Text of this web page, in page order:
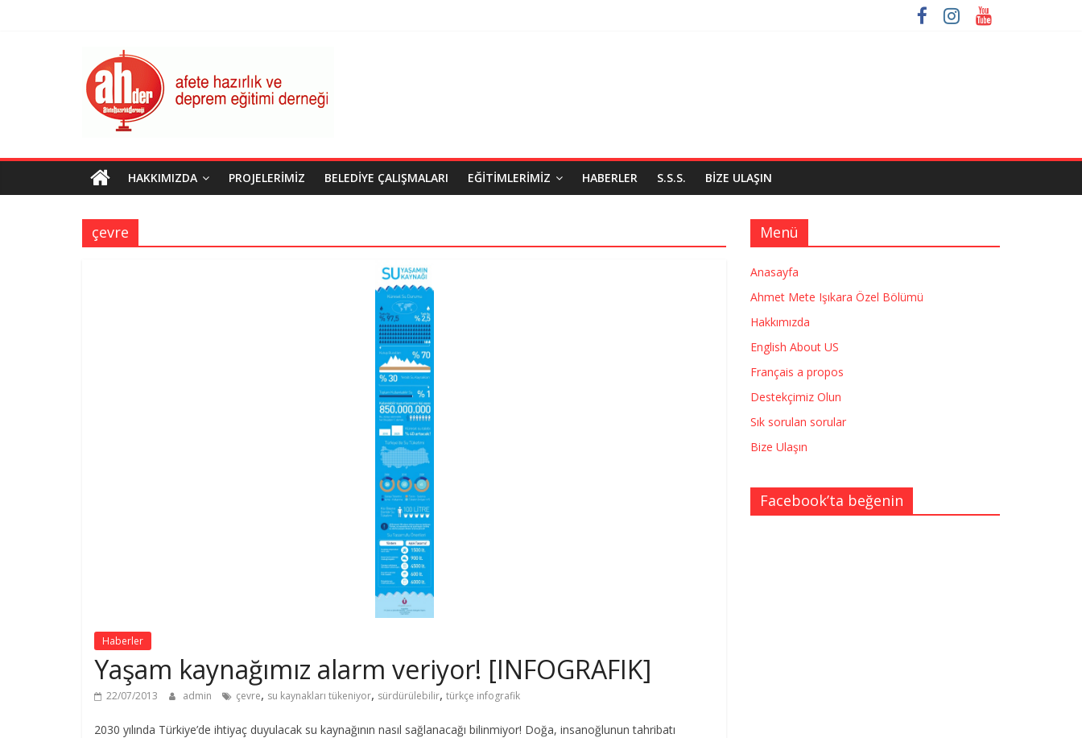
AHDER
Afete
Hazırlık
Deprem
Eğitimi
Derneği
HAKKIMIZDA PROJELERIMIZ BELEDIYE ÇALIŞMALARI EĞITIMLERIMIZ HABERLER S.S.S. BIZE ULAŞIN
çevre
Haberler
Yaşam kaynağımız alarm veriyor! [INFOGRAFIK]
22/07/2013 admin çevre, su kaynakları tükeniyor, sürdürülebilir, türkçe infografik
2030 yılında Türkiye’de ihtiyaç duyulacak su kaynağının nasıl sağlanacağı bilinmiyor! Doğa, insanoğlunun tahribatı
Menü
Anasayfa
Ahmet Mete Işıkara Özel Bölümü
Hakkımızda
English About US
Français a propos
Destekçimiz Olun
Sık sorulan sorular
Bize Ulaşın
Facebook’ta beğenin